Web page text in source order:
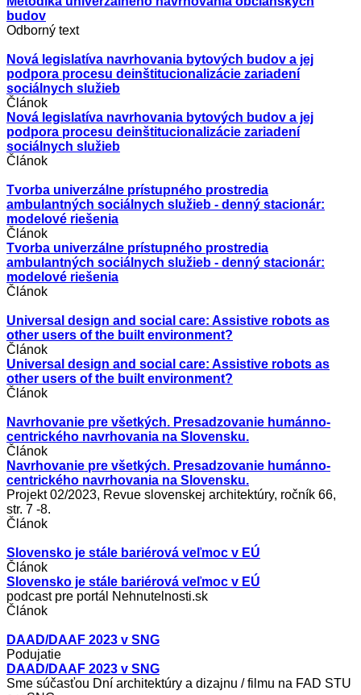
budov
Odborný text
Nová legislatíva navrhovania bytových budov a jej
podpora procesu deinštitucionalizácie zariadení
sociálnych služieb
Článok
Nová legislatíva navrhovania bytových budov a jej
podpora procesu deinštitucionalizácie zariadení
sociálnych služieb
Článok
Tvorba univerzálne prístupného prostredia
ambulantných sociálnych služieb - denný stacionár:
modelové riešenia
Článok
Tvorba univerzálne prístupného prostredia
ambulantných sociálnych služieb - denný stacionár:
modelové riešenia
Článok
Universal design and social care: Assistive robots as
other users of the built environment?
Článok
Universal design and social care: Assistive robots as
other users of the built environment?
Článok
Navrhovanie pre všetkých. Presadzovanie humánno-
centrického navrhovania na Slovensku.
Článok
Navrhovanie pre všetkých. Presadzovanie humánno-
centrického navrhovania na Slovensku.
Projekt 02/2023, Revue slovenskej architektúry, ročník 66,
str. 7 -8.
Článok
Slovensko je stále bariérová veľmoc v EÚ
Článok
Slovensko je stále bariérová veľmoc v EÚ
podcast pre portál Nehnutelnosti.sk
Článok
DAAD/DAAF 2023 v SNG
Podujatie
DAAD/DAAF 2023 v SNG
Sme súčasťou Dní architektúry a dizajnu / filmu na FAD STU